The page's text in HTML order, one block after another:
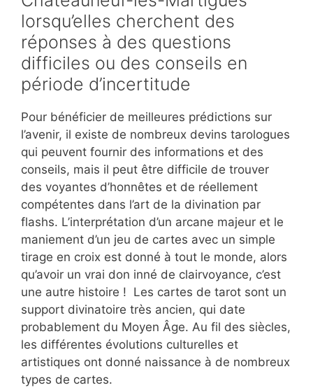
lorsqu’elles cherchent des
réponses à des questions
difficiles ou des conseils en
période d’incertitude
Pour bénéficier de meilleures prédictions sur
l’avenir, il existe de nombreux devins tarologues
qui peuvent fournir des informations et des
conseils, mais il peut être difficile de trouver
des voyantes d’honnêtes et de réellement
compétentes dans l’art de la divination par
flashs. L’interprétation d’un arcane majeur et le
maniement d’un jeu de cartes avec un simple
tirage en croix est donné à tout le monde, alors
qu’avoir un vrai don inné de clairvoyance, c’est
une autre histoire ! Les cartes de tarot sont un
support divinatoire très ancien, qui date
probablement du Moyen Âge. Au fil des siècles,
les différentes évolutions culturelles et
artistiques ont donné naissance à de nombreux
types de cartes.